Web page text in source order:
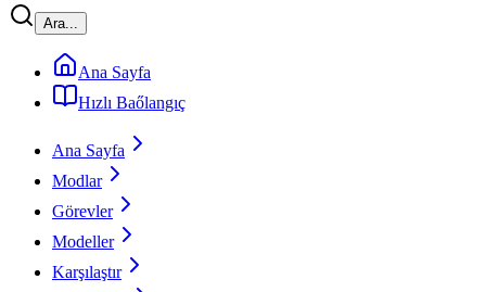
Ara...
Ana Sayfa
Hızlı Baőlangıç
Ana Sayfa
Modlar
Görevler
Modeller
Karşılaştır